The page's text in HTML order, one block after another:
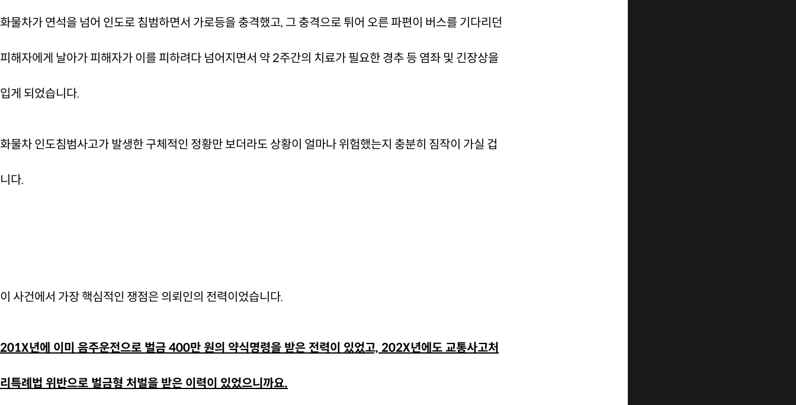
화물차가 연석을 넘어 인도로 침범하면서 가로등을 충격했고, 그 충격으로 튀어 오른 파편이 버스를 기다리던
피해자에게 날아가 피해자가 이를 피하려다 넘어지면서 약 2주간의 치료가 필요한 경추 등 염좌 및 긴장상을
입게 되었습니다.
화물차 인도침범사고가 발생한 구체적인 정황만 보더라도 상황이 얼마나 위험했는지 충분히 짐작이 가실 겁
니다.
이 사건에서 가장 핵심적인 쟁점은 의뢰인의 전력이었습니다.
201X년에 이미 음주운전으로 벌금 400만 원의 약식명령을 받은 전력이 있었고, 202X년에도 교통사고처
리특례법 위반으로 벌금형 처벌을 받은 이력이 있었으니까요.